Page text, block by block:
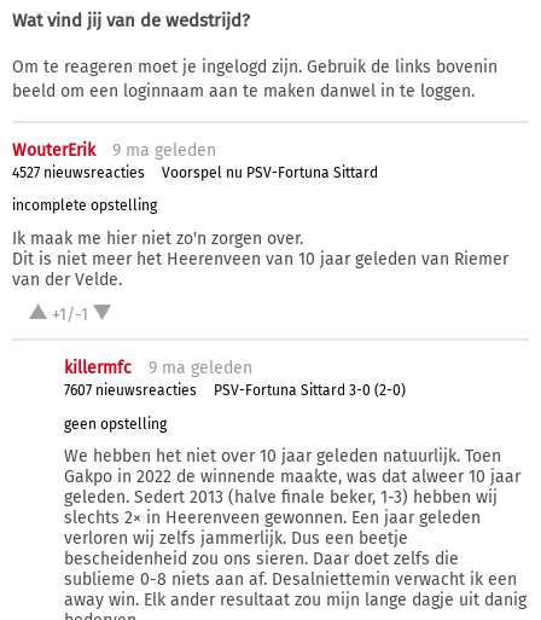
Wat vind jij van de wedstrijd?
Om te reageren moet je ingelogd zijn. Gebruik de links bovenin
beeld om een loginnaam aan te maken danwel in te loggen.
WouterErik 9 ma geleden
4527 nieuwsreacties
Voorspel nu PSV-Fortuna Sittard
incomplete opstelling
Ik maak me hier niet zo'n zorgen over.
Dit is niet meer het Heerenveen van 10 jaar geleden van Riemer
van der Velde.
+1/-1
killermfc 9 ma geleden
7607 nieuwsreacties
PSV-Fortuna Sittard 3-0 (2-0)
geen opstelling
We hebben het niet over 10 jaar geleden natuurlijk. Toen
Gakpo in 2022 de winnende maakte, was dat alweer 10 jaar
geleden. Sedert 2013 (halve finale beker, 1-3) hebben wij
slechts 2× in Heerenveen gewonnen. Een jaar geleden
verloren wij zelfs jammerlijk. Dus een beetje
bescheidenheid zou ons sieren. Daar doet zelfs die
sublieme 0-8 niets aan af. Desalniettemin verwacht ik een
away win. Elk ander resultaat zou mijn lange dagje uit danig